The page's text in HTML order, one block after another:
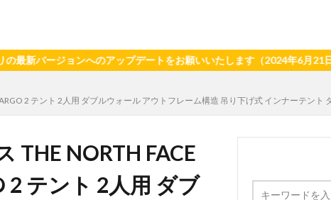
ジョンへのアップデートをお願いいたします（2024年6月21日以降、
2 テント 2人用 ダブルウォール アウトフレーム構造 吊り下げ式 インナーテ
THE NORTH FACE
2 テント 2人用 ダブ